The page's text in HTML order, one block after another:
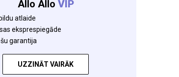
Allo Allo VIP
atlaide
eksprespiegāde
garantija
UZZINĀT VAIRĀK